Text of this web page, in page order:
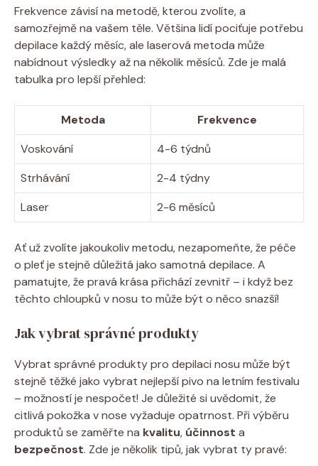
Frekvence závisí na metodě, kterou zvolíte, a
samozřejmě na vašem těle. Většina lidí pociťuje potřebu
depilace každý měsíc, ale laserová metoda může
nabídnout výsledky až na několik měsíců. Zde je malá
tabulka pro lepší přehled:
Metoda
Frekvence
Voskování
4-6 týdnů
Strhávání
2-4 týdny
Laser
2-6 měsíců
Ať už zvolíte jakoukoliv metodu, nezapomeňte, že péče
o pleť je stejně důležitá jako samotná depilace. A
pamatujte, že pravá krása přichází zevnitř – i když bez
těchto chloupků v nosu to může být o něco snazší!
Jak vybrat správné produkty
Vybrat správné produkty pro depilaci nosu může být
stejně těžké jako vybrat nejlepší pivo na letním festivalu
– možností je nespočet! Je důležité si uvědomit, že
citlivá pokožka v nose vyžaduje opatrnost. Při výběru
produktů se zaměřte na kvalitu, účinnost a
bezpečnost. Zde je několik tipů, jak vybrat ty pravé: